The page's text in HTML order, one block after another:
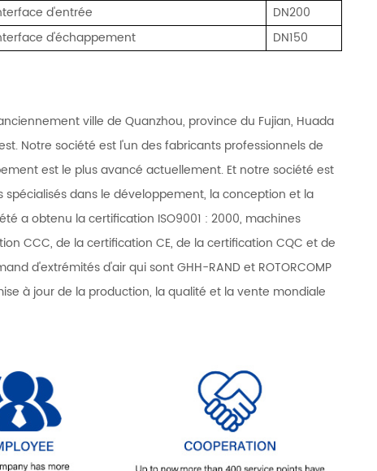
d'entrée
DN200
d'échappement DN150
ville de Quanzhou, province du Fujian, Huada
Notre société est l'un des fabricants professionnels de
est le plus avancé actuellement. Et notre société est
dans le développement, la conception et la
a obtenu la certification ISO9001 : 2000, machines
CCC, de la certification CE, de la certification CQC et de
d'extrémités d'air qui sont GHH-RAND et ROTORCOMP
à jour de la production, la qualité et la vente mondiale